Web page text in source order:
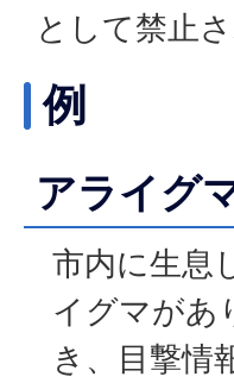
として禁止
例
アライグ
市内に生息
イグマがあ
き、目撃情